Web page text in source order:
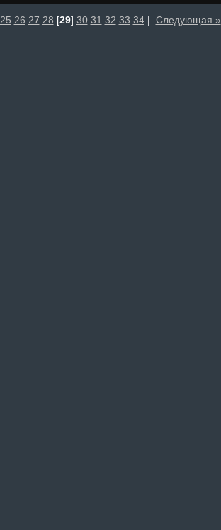
25 26 27 28 [29] 30 31 32 33 34| Следующая »